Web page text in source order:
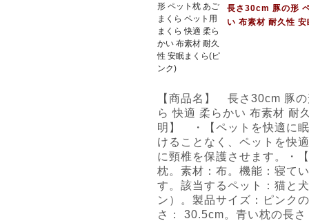
長さ30cm 豚の形
い 布素材 耐久性
【商品名】 長さ30cm 豚
ら 快適 柔らかい 布素材 耐
明】 ・【ペットを快適に
けることなく、ペットを快
に頸椎を保護させます。・
枕。素材：布。機能：寝て
す。該当するペット：猫と
ン）。製品サイズ：ピンク
さ： 30.5cm。青い枕の長